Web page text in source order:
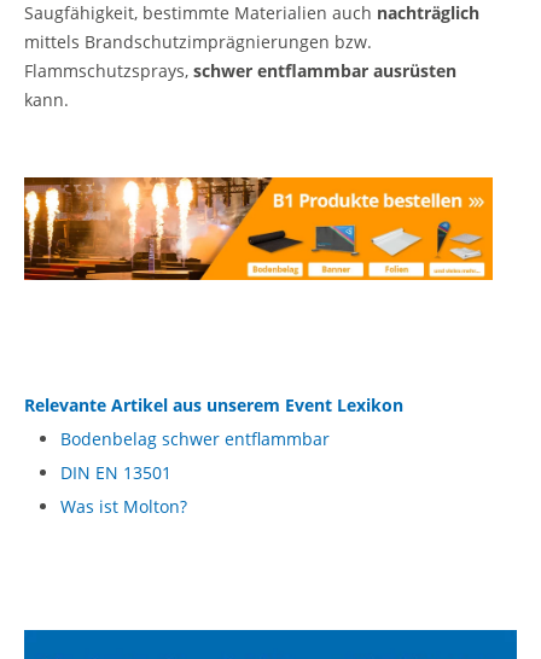
Saugfähigkeit, bestimmte Materialien auch nachträglich
mittels Brandschutzimprägnierungen bzw.
Flammschutzsprays, schwer entflammbar ausrüsten
kann.
Relevante Artikel aus unserem Event Lexikon
Bodenbelag schwer entflammbar
DIN EN 13501
Was ist Molton?